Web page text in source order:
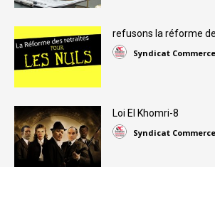
refusons la réforme
Syndicat Commerce
Loi El Khomri-8
Syndicat Commerce